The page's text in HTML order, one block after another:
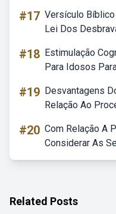
#17 Versículo
Lei Dos
#18 Estimulação
Para Idosos
#19 Desvantagens
Relação Ao
#20 Com Relação A
Considerar As
Related Posts